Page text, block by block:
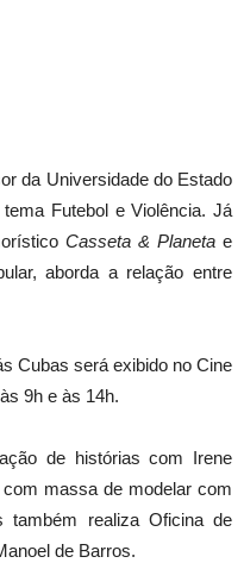
da Universidade do Estado
Futebol e Violência. Já
Casseta & Planeta e
aborda a relação entre
Cubas será exibido no Cine
9h e às 14h.
de histórias com Irene
massa de modelar com
também realiza Oficina de
de Barros.